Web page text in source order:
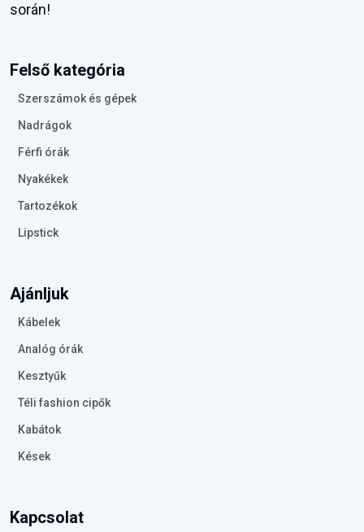
során!
Felső kategória
Szerszámok és gépek
Nadrágok
Férfi órák
Nyakékek
Tartozékok
Lipstick
Ajánljuk
Kábelek
Analóg órák
Kesztyűk
Téli fashion cipők
Kabátok
Kések
Kapcsolat